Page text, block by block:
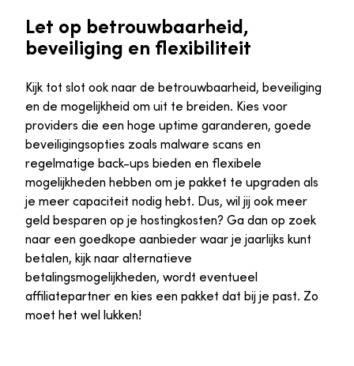
Let op betrouwbaarheid,
beveiliging en flexibiliteit
Kijk tot slot ook naar de betrouwbaarheid, beveiliging
en de mogelijkheid om uit te breiden. Kies voor
providers die een hoge uptime garanderen, goede
beveiligingsopties zoals malware scans en
regelmatige back-ups bieden en flexibele
mogelijkheden hebben om je pakket te upgraden als
je meer capaciteit nodig hebt. Dus, wil jij ook meer
geld besparen op je hostingkosten? Ga dan op zoek
naar een goedkope aanbieder waar je jaarlijks kunt
betalen, kijk naar alternatieve
betalingsmogelijkheden, wordt eventueel
affiliatepartner en kies een pakket dat bij je past. Zo
moet het wel lukken!